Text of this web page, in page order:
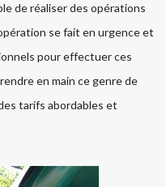
de réaliser des opérations
se fait en urgence et
pour effectuer ces
en main ce genre de
tarifs abordables et